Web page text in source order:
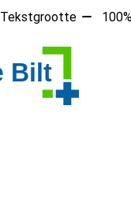
Tekstgrootte Tekst100%